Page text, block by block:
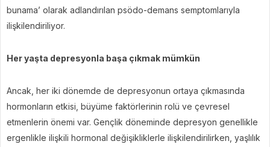
bunama’ olarak adlandırılan psödo-demans semptomlarıyla
ilişkilendiriliyor.
Her yaşta depresyonla başa çıkmak mümkün
Ancak, her iki dönemde de depresyonun ortaya çıkmasında
hormonların etkisi, büyüme faktörlerinin rolü ve çevresel
etmenlerin önemi var. Gençlik döneminde depresyon genellikle
ergenlikle ilişkili hormonal değişikliklerle ilişkilendirilirken, yaşlılık